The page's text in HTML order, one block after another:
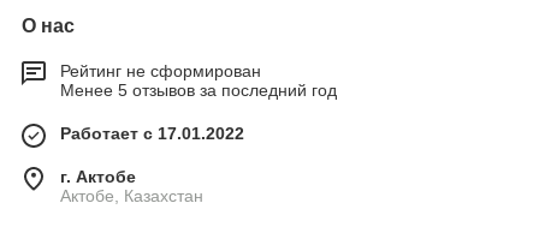
О нас
Рейтинг не сформирован
Менее 5 отзывов за последний год
Работает с 17.01.2022
г. Актобе
Актобе, Казахстан